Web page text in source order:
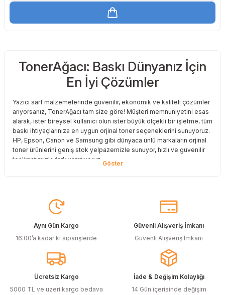
TonerAğacı: Baskı Dünyanız İçin
En İyi Çözümler
Yazıcı sarf malzemelerinde güvenilir, ekonomik ve kaliteli çözümler
arıyorsanız, TonerAğacı tam size göre! Müşteri memnuniyetini esas
alarak, ister bireysel kullanıcı olun ister büyük ölçekli bir işletme, tüm
baskı ihtiyaçlarınıza en uygun orjinal toner seçeneklerini sunuyoruz.
HP, Epson, Canon ve Samsung gibi dünyaca ünlü markaların orjinal
toner ürünlerini geniş stok yelpazemizle sunuyor, hızlı ve güvenilir
teslimatımızla fark yaratıyoruz.
istiyorsunuz? O halde muadil toner çözümlerimize göz atmalısınız!
Muadil toner ürünlerimiz, orijinal kalitesine en yakın performansı
sunacak şekilde test edilmiştir. Böylece, baskı kalitenizden ödün
vermeden bütçenizi koruyabilirsiniz. Özellikle büyük hacimli
baskılar yapan işletmeler için muadil toner, tasarruf sağlamanın en
akıllı yollarından biri!
Orjinal Kartuşun Önemi
Aynı Gün Kargo
16:00’a kadar ki siparişlerde
Güvenli Alışveriş İmkanı
Güvenli Alışveriş İmkanı
Ücretsiz Kargo
5000 TL ve üzeri kargo bedava
İade & Değişim Kolaylığı
14 Gün içerisinde değişim